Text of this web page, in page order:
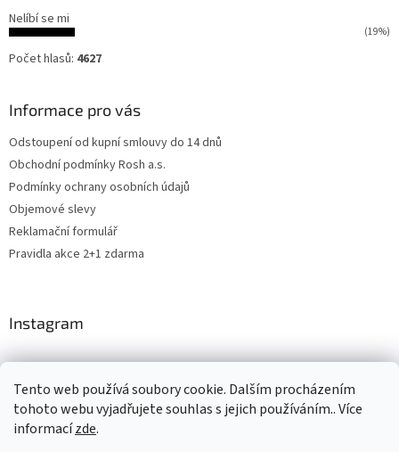
Tento web používá soubory cookie. Dalším procházením
tohoto webu vyjadřujete souhlas s jejich používáním.. Více
informacízde.
Nelíbí se mi
(19%)
Počet hlasů: 4627
Informace pro vás
Odstoupení od kupní smlouvy do 14 dnů
Obchodní podmínky Rosh a.s.
Podmínky ochrany osobních údajů
Objemové slevy
Reklamační formulář
Pravidla akce 2+1 zdarma
Instagram
Levne4you.cz CARDAMON Online Magazín